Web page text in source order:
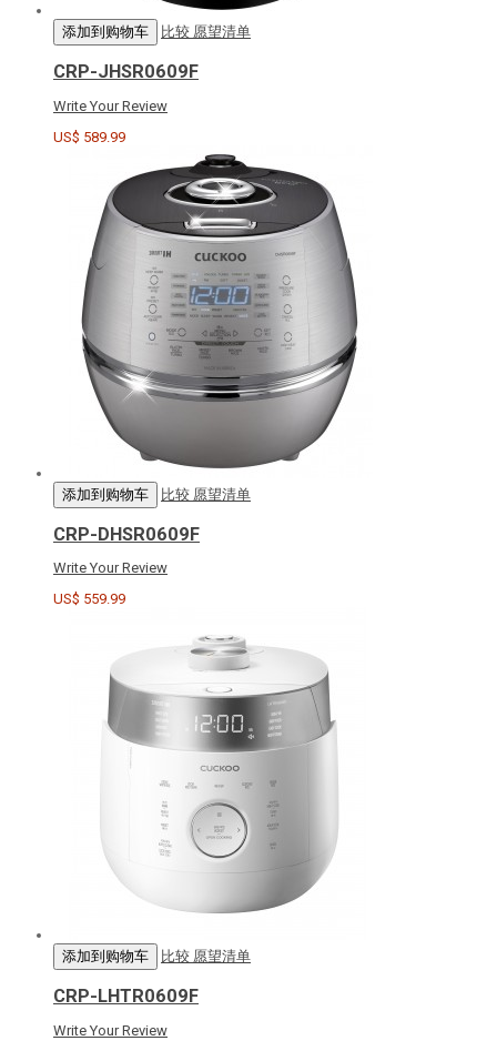
添加到购物车 比较 愿望清单
CRP-JHSR0609F
Write Your Review
US$ 589.99
添加到购物车 比较 愿望清单
CRP-DHSR0609F
Write Your Review
US$ 559.99
添加到购物车 比较 愿望清单
CRP-LHTR0609F
Write Your Review